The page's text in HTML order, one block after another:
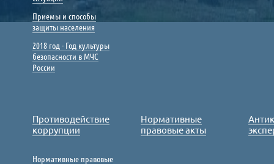
Приемы и способы
защиты населения
2018 год - Год культуры
безопасности в МЧС
России
Противодействие
коррупции
Нормативные правовые
Нормативные
правовые акты